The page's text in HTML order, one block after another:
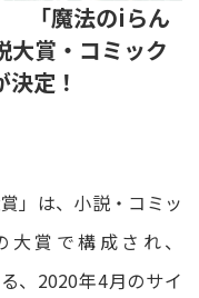
「魔法のiらん
大賞・コミック
定！
」は、小説・コミッ
賞で構成され、
、2020年4月のサイ